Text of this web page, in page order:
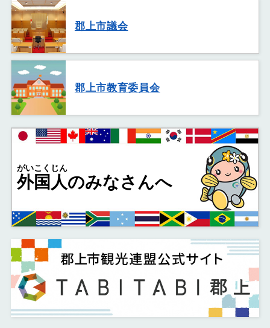
郡上市議会
郡上市教育委員会
外国人
がいこくじん
のみなさんへ